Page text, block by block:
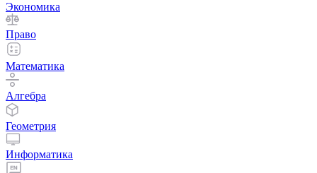
Экономика
Право
Математика
Алгебра
Геометрия
Информатика